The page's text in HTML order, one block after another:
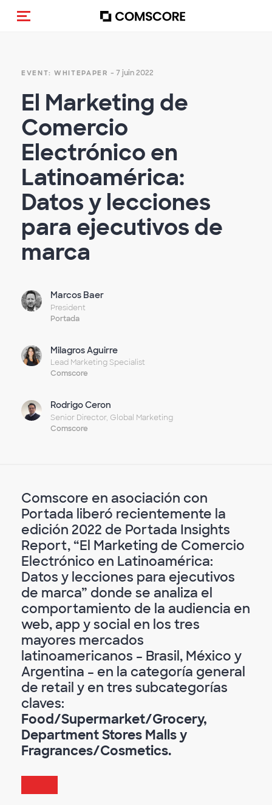
(Des)activer la navigation
EVENT: WHITEPAPER - 7 juin 2022
El Marketing de
Comercio
Electrónico en
Latinoamérica:
Datos y lecciones
para ejecutivos de
marca
Marcos Baer
President
Portada
Milagros Aguirre
Lead Marketing Specialist
Comscore
Rodrigo Ceron
Senior Director, Global Marketing
Comscore
Comscore en asociación con
Portada liberó recientemente la
edición 2022 de Portada Insights
Report, “El Marketing de Comercio
Electrónico en Latinoamérica:
Datos y lecciones para ejecutivos
de marca” donde se analiza el
comportamiento de la audiencia en
web, app y social en los tres
mayores mercados
latinoamericanos – Brasil, México y
Argentina – en la categoría general
de retail y en tres subcategorías
claves:
Food/Supermarket/Grocery,
Department Stores Malls y
Fragrances/Cosmetics.